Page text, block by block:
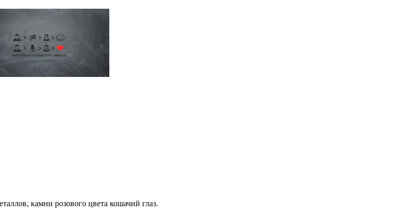
камни розового цвета кошачий глаз.